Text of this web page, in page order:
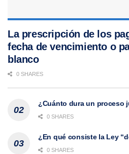
La prescripción de los
fecha de vencimiento o
blanco
0 SHARES
¿Cuánto dura un proceso
0 SHARES
¿En qué consiste la Ley
0 SHARES